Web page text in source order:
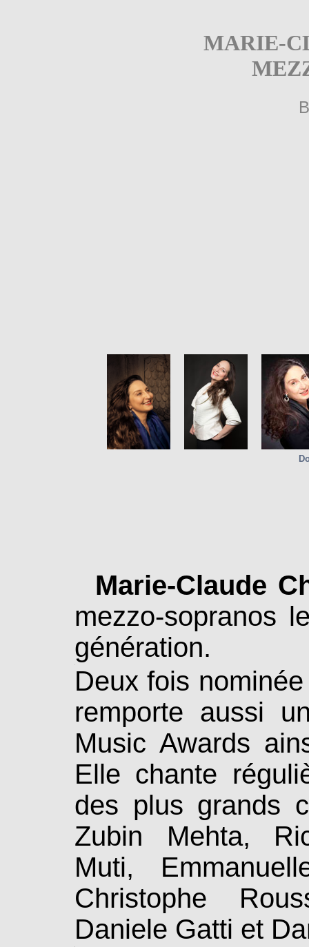
MARIE-
Marie-Claude
mezzo-sopranos
génération.
.
Deux fois
remporte aussi
Music Awards
Elle chante
des plus grands
Zubin Mehta,
Muti,
Christophe
Daniele Gatti et
.